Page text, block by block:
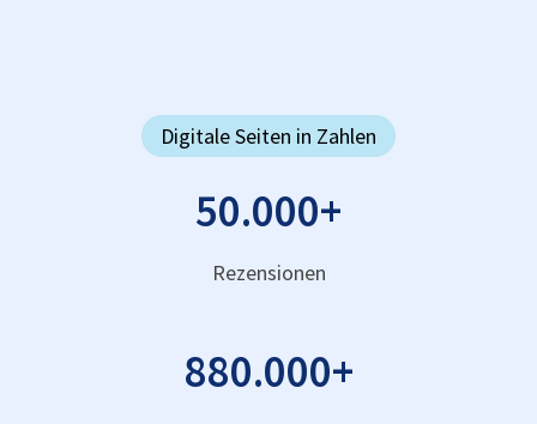
Digitale Seiten in Zahlen
50.000+
Rezensionen
880.000+